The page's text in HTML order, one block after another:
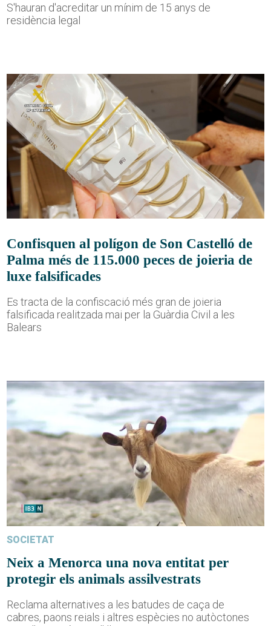
S'hauran d'acreditar un mínim de 15 anys de
residència legal
Confisquen al polígon de Son Castelló de
Palma més de 115.000 peces de joieria de
luxe falsificades
Es tracta de la confiscació més gran de joieria
falsificada realitzada mai per la Guàrdia Civil a les
Balears
SOCIETAT
Neix a Menorca una nova entitat per
protegir els animals assilvestrats
Reclama alternatives a les batudes de caça de
cabres, paons reials i altres espècies no autòctones